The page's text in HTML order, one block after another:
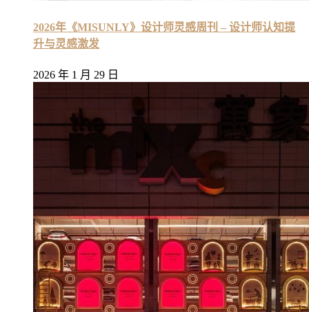
2026年《MISUNLY》设计师灵感周刊 – 设计师认知提
升与灵感激发
2026 年 1 月 29 日